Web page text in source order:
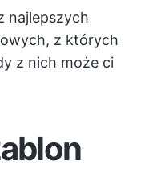
najlepszych
z których
z nich może ci